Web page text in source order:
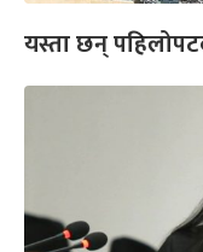
यस्ता छन्